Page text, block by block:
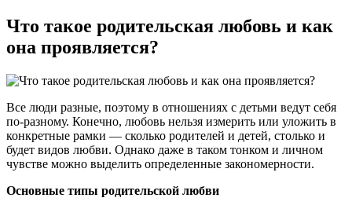
Что такое родительская любовь и как
она проявляется?
Все люди разные, поэтому в отношениях с детьми ведут себя
по-разному. Конечно, любовь нельзя измерить или уложить в
конкретные рамки — сколько родителей и детей, столько и
будет видов любви. Однако даже в таком тонком и личном
чувстве можно выделить определенные закономерности.
Основные типы родительской любви